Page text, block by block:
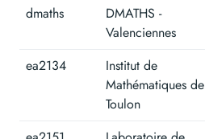
dmaths
DMATHS -
Valenciennes
ea2134
Institut de
Mathématiques de
Toulon